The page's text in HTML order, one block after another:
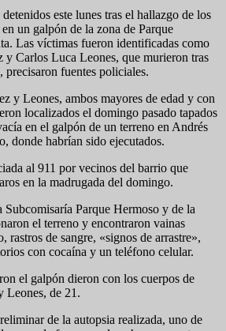
este lunes tras el hallazgo de los
un galpón de la zona de Parque
Las víctimas fueron identificadas como
Carlos Luca Leones, que murieron tras
precisaron fuentes policiales.
y Leones, ambos mayores de edad y con
localizados el domingo pasado tapados
en el galpón de un terreno en Andrés
donde habrían sido ejecutados.
al 911 por vecinos del barrio que
en la madrugada del domingo.
Parque Hermoso y de la
el terreno y encontraron vainas
rastros de sangre, «signos de arrastre»,
con cocaína y un teléfono celular.
el galpón dieron con los cuerpos de
Leones, de 21.
de la autopsia realizada, uno de